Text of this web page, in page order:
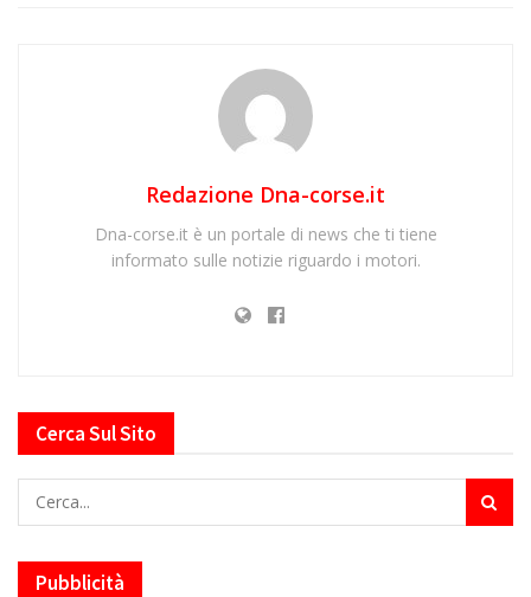
Redazione Dna-corse.it
Dna-corse.it è un portale di news che ti tiene
informato sulle notizie riguardo i motori.
Cerca Sul Sito
Pubblicità